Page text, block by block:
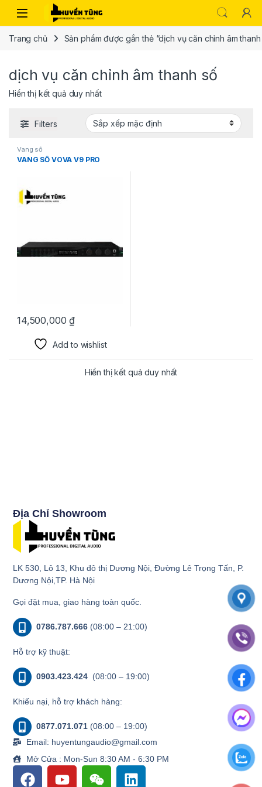
Trang chủ Sản phẩm được gắn thẻ “dịch vụ căn chỉnh âm thanh
dịch vụ căn chỉnh âm thanh số
Hiển thị kết quả duy nhất
Filters
Vang số
VANG SỐ VOVA V9 PRO
14,500,000₫
Add to wishlist
Hiển thị kết quả duy nhất
Địa Chỉ Showroom
LK 530, Lô 13, Khu đô thị Dương Nội, Đường Lê Trọng Tấn, P.
Dương Nội,TP. Hà Nội
Gọi đặt mua, giao hàng toàn quốc.
0786.787.666 (08:00 – 21:00)
Hỗ trợ kỹ thuật:
0903.423.424 (08:00 – 19:00)
Khiếu nại, hỗ trợ khách hàng:
0877.071.071 (08:00 – 19:00)
Email: huyentungaudio@gmail.com
Mở Cửa : Mon-Sun 8:30 AM - 6:30 PM